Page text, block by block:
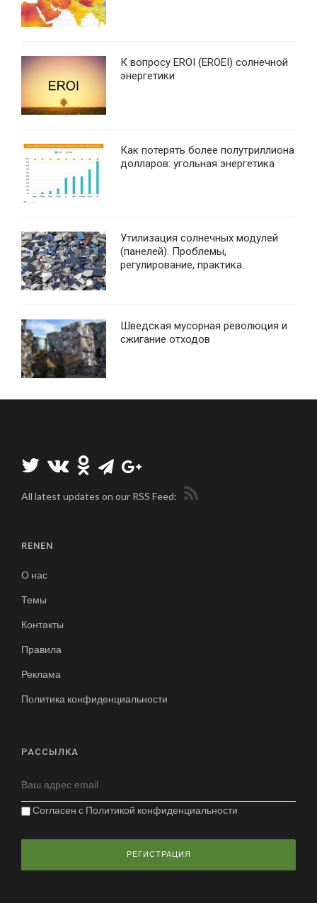
К вопросу EROI (EROEI) солнечной
энергетики
Как потерять более полутриллиона
долларов: угольная энергетика
Утилизация солнечных модулей
(панелей). Проблемы,
регулирование, практика.
Шведская мусорная революция и
сжигание отходов
All latest updates on our RSS Feed:
RENEN
О нас
Темы
Контакты
Правила
Реклама
Политика конфиденциальности
РАССЫЛКА
Согласен с Политикой конфиденциальности